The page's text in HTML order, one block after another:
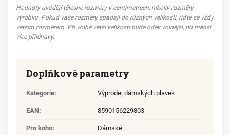
Hodnoty uvádějí tělesné rozměry v centimetrech, nikoliv rozměry
výrobku. Pokud vaše rozměry spadají do různých velikostí, řiďte se vždy
větším rozměrem. Při volbě větší velikosti bude oděv volnější, při menší
více přiléhavý.
Doplňkové parametry
Kategorie: Výprodej dámských plavek
EAN: 8590156229803
Pro koho: Dámské